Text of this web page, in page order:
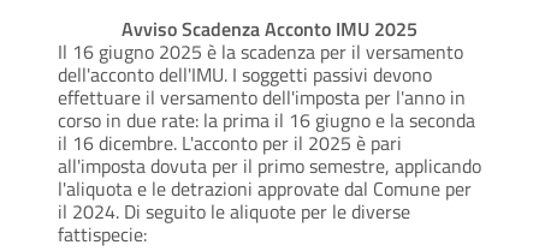
Avviso Scadenza Acconto IMU 2025
Il 16 giugno 2025 è la scadenza per il versamento
dell'acconto dell'IMU. I soggetti passivi devono
effettuare il versamento dell'imposta per l'anno in
corso in due rate: la prima il 16 giugno e la seconda
il 16 dicembre. L'acconto per il 2025 è pari
all'imposta dovuta per il primo semestre, applicando
l'aliquota e le detrazioni approvate dal Comune per
il 2024. Di seguito le aliquote per le diverse
fattispecie: